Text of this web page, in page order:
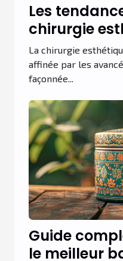
Les
chirurgie
2023
La chirurgie
affinée par les
façonnée...
Guide
le meilleur